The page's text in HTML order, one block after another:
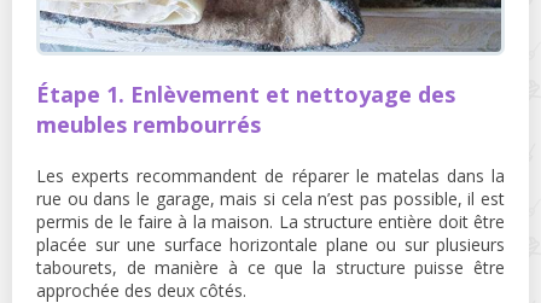
Étape 1. Enlèvement et nettoyage des
meubles rembourrés
Les experts recommandent de réparer le matelas dans la
rue ou dans le garage, mais si cela n’est pas possible, il est
permis de le faire à la maison. La structure entière doit être
placée sur une surface horizontale plane ou sur plusieurs
tabourets, de manière à ce que la structure puisse être
approchée des deux côtés.